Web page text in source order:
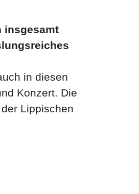
insgesamt
in diesen
Konzert. Die
Lippischen